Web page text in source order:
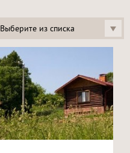
Выберите из списка